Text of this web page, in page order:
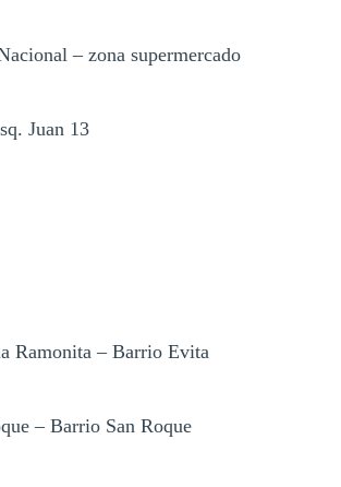
– zona supermercado
Juan 13
Ramonita – Barrio Evita
– Barrio San Roque